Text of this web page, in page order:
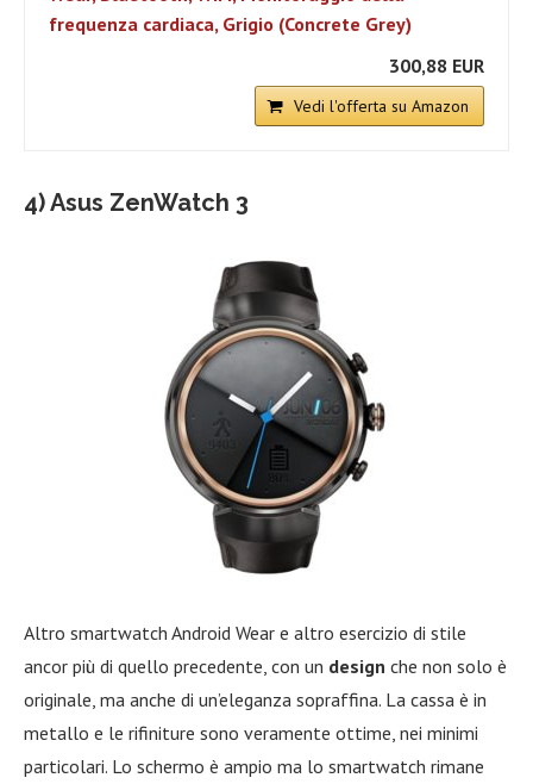
frequenza cardiaca, Grigio (Concrete Grey)
300,88 EUR
Vedi l'offerta su Amazon
4) Asus ZenWatch 3
Altro smartwatch Android Wear e altro esercizio di stile
ancor più di quello precedente, con un design che non solo è
originale, ma anche di un’eleganza sopraffina. La cassa è in
metallo e le rifiniture sono veramente ottime, nei minimi
particolari. Lo schermo è ampio ma lo smartwatch rimane